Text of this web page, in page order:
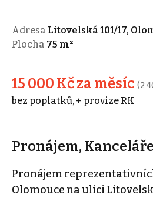
Adresa Litovelská 101/17,
Plocha 75 m²
15 000 Kč za měsíc (2
bez poplatků, + provize RK
Pronájem,
Pronájem
Olomouce na ulici